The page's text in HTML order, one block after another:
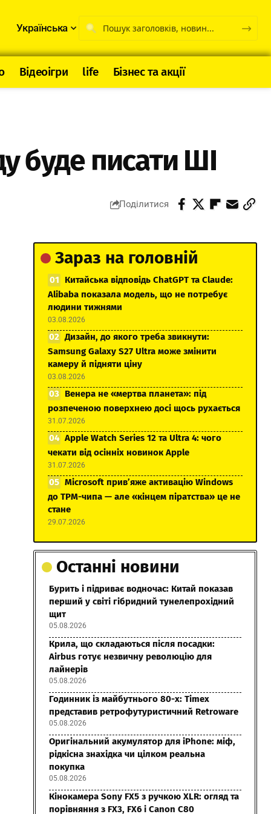
Українська
Відеоігри life Бізнес та акції
буде писати ШІ
Поділитися
Зараз на головній
Китайська відповідь ChatGPT та Claude:
Alibaba показала модель, що не потребує
людини тижнями
03.08.2026
Дизайн, до якого треба звикнути:
Samsung Galaxy S27 Ultra може змінити
камеру й підняти ціну
03.08.2026
Венера не «мертва планета»: під
розпеченою поверхнею досі щось рухається
31.07.2026
Apple Watch Series 12 та Ultra 4: чого
чекати від осінніх новинок Apple
31.07.2026
Microsoft прив’яже активацію Windows
до TPM-чипа — але «кінцем піратства» це не
стане
29.07.2026
Останні новини
Бурить і підриває водночас: Китай показав
перший у світі гібридний тунелепрохідний
щит
05.08.2026
Крила, що складаються після посадки:
Airbus готує незвичну революцію для
лайнерів
05.08.2026
Годинник із майбутнього 80-х: Timex
представив ретрофутуристичний Retroware
05.08.2026
Оригінальний акумулятор для iPhone: міф,
рідкісна знахідка чи цілком реальна
покупка
05.08.2026
Кінокамера Sony FX5 з ручкою XLR: огляд та
порівняння з FX3, FX6 і Canon C80